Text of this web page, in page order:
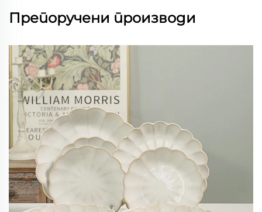
Препоручени производи